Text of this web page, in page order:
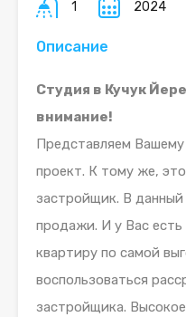
1 2024
Описание
Студия в Кучук
внимание!
Представляем
проект. К тому же,
застройщик. В
продажи. И у Вас
квартиру по самой
воспользоваться
застройщика.